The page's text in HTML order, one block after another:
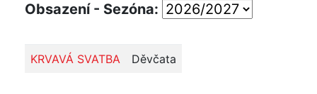
Obsazení - Sezóna:
KRVAVÁ SVATBA Děvčata